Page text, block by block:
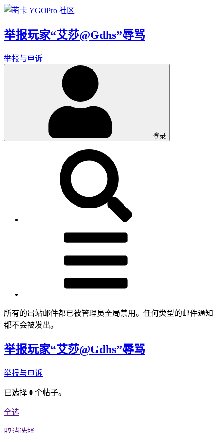
举报玩家“艾莎@Gdhs”辱骂
举报与申诉
登录
所有的出站邮件都已被管理员全局禁用。任何类型的邮件通知
都不会被发出。
举报玩家“艾莎@Gdhs”辱骂
举报与申诉
已选择 0 个帖子。
全选
取消选择